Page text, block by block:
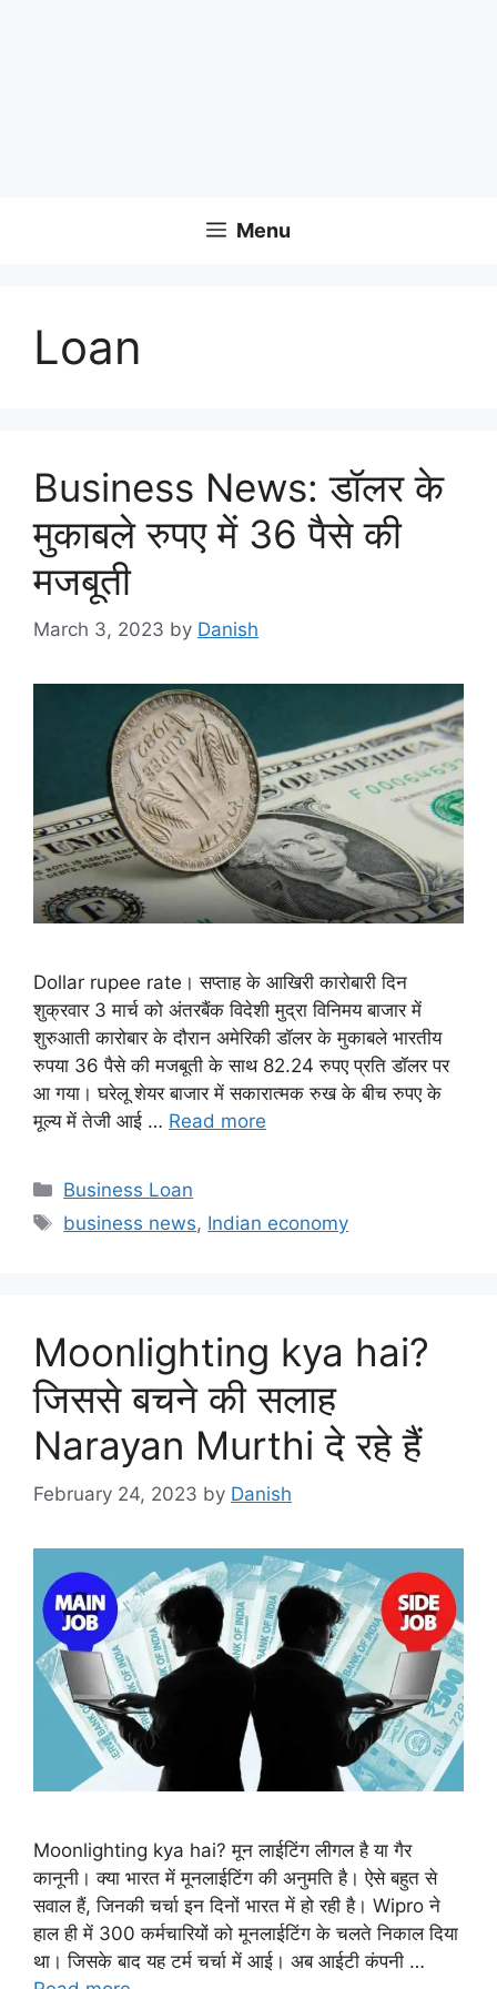
Menu
Loan
Business News: डॉलर के
मुकाबले रुपए में 36 पैसे की
मजबूती
March 3, 2023 by Danish
Dollar rupee rate। सप्ताह के आ‎खिरी कारोबारी दिन
शुक्रवार 3 मार्च को अंतरबैंक विदेशी मुद्रा विनिमय बाजार में
शुरुआती कारोबार के दौरान अमेरिकी डॉलर के मुकाबले भारतीय
रुपया 36 पैसे की मजबूती के साथ 82.24 रुपए प्रति डॉलर पर
आ गया। घरेलू शेयर बाजार में सकारात्मक रुख के बीच रुपए के
मूल्य में तेजी आई … Read more
Categories
Business Loan
Tags
business news, Indian economy
Moonlighting kya hai?
जिससे बचने की सलाह
Narayan Murthi दे रहे हैं
February 24, 2023 by Danish
Moonlighting kya hai? मून लाईटिंग लीगल है या गैर
कानूनी। क्या भारत में मूनलाईटिंग की अनुमति है। ऐसे बहुत से
सवाल हैं, जिनकी चर्चा इन दिनों भारत में हो रही है। Wipro ने
हाल ही में 300 कर्मचारियों को मूनलाईटिंग के चलते निकाल दिया
था। जिसके बाद यह टर्म चर्चा में आई। अब आईटी कंपनी …